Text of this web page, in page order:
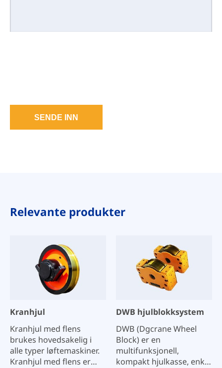
SENDE INN
Relevante produkter
Kranhjul
Kranhjul med flens
brukes hovedsakelig i
alle typer løftemaskiner.
Kranhjul med flens er
DWB hjulblokksystem
DWB (Dgcrane Wheel
Block) er en
multifunksjonell,
kompakt hjulkasse, enkel